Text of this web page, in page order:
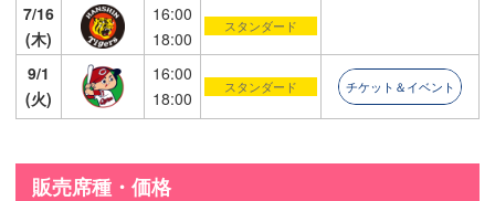
7/16
(木)
16:00
18:00
スタンダード
9/1
(火)
16:00
18:00
スタンダード チケット＆イベント
販売席種・価格